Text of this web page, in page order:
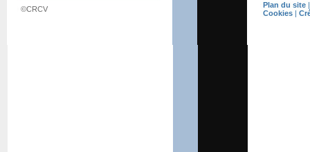
©CRCV Plan du site
Cookies |